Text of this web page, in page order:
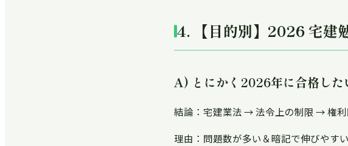
4. 【目的別】2026 宅建
A) とにかく2026年に合格した
結論：宅建業法 → 法令上の制限 → 権
理由：問題数が多い＆暗記で伸びやす